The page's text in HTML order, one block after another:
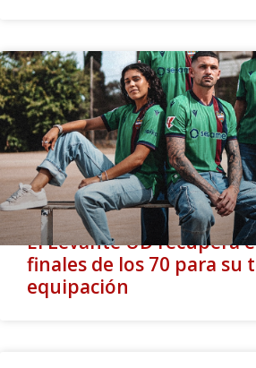
El Levante UD recupera
finales de los 70 para su
equipación